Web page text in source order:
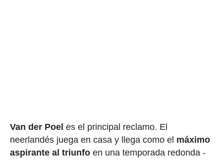
Van der Poel es el principal reclamo. El
neerlandés juega en casa y llega como el máximo
aspirante al triunfoen una temporada redonda -